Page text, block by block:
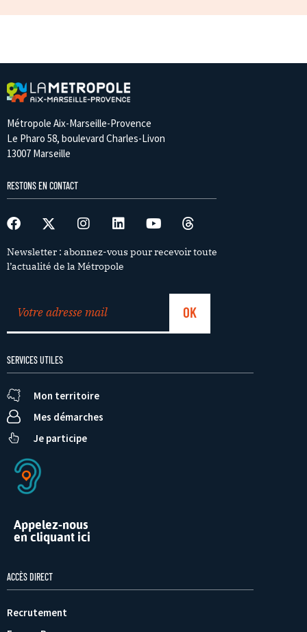
Métropole Aix-Marseille-Provence
Le Pharo 58, boulevard Charles-Livon
13007 Marseille
RESTONS EN CONTACT
Newsletter : abonnez-vous pour recevoir toute
l’actualité de la Métropole
SERVICES UTILES
Mon territoire
Mes démarches
Je participe
Appelez-nous
en cliquant ici
ACCÈS DIRECT
Recrutement